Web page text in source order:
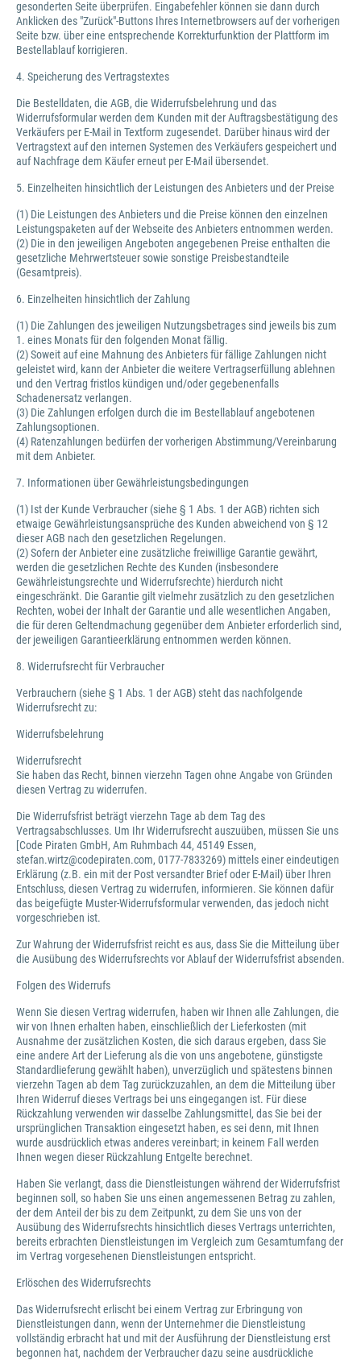
gesonderten Seite überprüfen. Eingabefehler können sie dann durch
Anklicken des "Zurück"-Buttons Ihres Internetbrowsers auf der vorherigen
Seite bzw. über eine entsprechende Korrekturfunktion der Plattform im
Bestellablauf korrigieren.
4. Speicherung des Vertragstextes
Die Bestelldaten, die AGB, die Widerrufsbelehrung und das
Widerrufsformular werden dem Kunden mit der Auftragsbestätigung des
Verkäufers per E-Mail in Textform zugesendet. Darüber hinaus wird der
Vertragstext auf den internen Systemen des Verkäufers gespeichert und
auf Nachfrage dem Käufer erneut per E-Mail übersendet.
5. Einzelheiten hinsichtlich der Leistungen des Anbieters und der Preise
(1) Die Leistungen des Anbieters und die Preise können den einzelnen
Leistungspaketen auf der Webseite des Anbieters entnommen werden.
(2) Die in den jeweiligen Angeboten angegebenen Preise enthalten die
gesetzliche Mehrwertsteuer sowie sonstige Preisbestandteile
(Gesamtpreis).
6. Einzelheiten hinsichtlich der Zahlung
(1) Die Zahlungen des jeweiligen Nutzungsbetrages sind jeweils bis zum
1. eines Monats für den folgenden Monat fällig.
(2) Soweit auf eine Mahnung des Anbieters für fällige Zahlungen nicht
geleistet wird, kann der Anbieter die weitere Vertragserfüllung ablehnen
und den Vertrag fristlos kündigen und/oder gegebenenfalls
Schadenersatz verlangen.
(3) Die Zahlungen erfolgen durch die im Bestellablauf angebotenen
Zahlungsoptionen.
(4) Ratenzahlungen bedürfen der vorherigen Abstimmung/Vereinbarung
mit dem Anbieter.
7. Informationen über Gewährleistungsbedingungen
(1) Ist der Kunde Verbraucher (siehe § 1 Abs. 1 der AGB) richten sich
etwaige Gewährleistungsansprüche des Kunden abweichend von § 12
dieser AGB nach den gesetzlichen Regelungen.
(2) Sofern der Anbieter eine zusätzliche freiwillige Garantie gewährt,
werden die gesetzlichen Rechte des Kunden (insbesondere
Gewährleistungsrechte und Widerrufsrechte) hierdurch nicht
eingeschränkt. Die Garantie gilt vielmehr zusätzlich zu den gesetzlichen
Rechten, wobei der Inhalt der Garantie und alle wesentlichen Angaben,
die für deren Geltendmachung gegenüber dem Anbieter erforderlich sind,
der jeweiligen Garantieerklärung entnommen werden können.
8. Widerrufsrecht für Verbraucher
Verbrauchern (siehe § 1 Abs. 1 der AGB) steht das nachfolgende
Widerrufsrecht zu:
Widerrufsbelehrung
Widerrufsrecht
Sie haben das Recht, binnen vierzehn Tagen ohne Angabe von Gründen
diesen Vertrag zu widerrufen.
Die Widerrufsfrist beträgt vierzehn Tage ab dem Tag des
Vertragsabschlusses. Um Ihr Widerrufsrecht auszuüben, müssen Sie uns
[Code Piraten GmbH, Am Ruhmbach 44, 45149 Essen,
stefan.wirtz@codepiraten.com, 0177-7833269) mittels einer eindeutigen
Erklärung (z.B. ein mit der Post versandter Brief oder E-Mail) über Ihren
Entschluss, diesen Vertrag zu widerrufen, informieren. Sie können dafür
das beigefügte Muster-Widerrufsformular verwenden, das jedoch nicht
vorgeschrieben ist.
Zur Wahrung der Widerrufsfrist reicht es aus, dass Sie die Mitteilung über
die Ausübung des Widerrufsrechts vor Ablauf der Widerrufsfrist absenden.
Folgen des Widerrufs
Wenn Sie diesen Vertrag widerrufen, haben wir Ihnen alle Zahlungen, die
wir von Ihnen erhalten haben, einschließlich der Lieferkosten (mit
Ausnahme der zusätzlichen Kosten, die sich daraus ergeben, dass Sie
eine andere Art der Lieferung als die von uns angebotene, günstigste
Standardlieferung gewählt haben), unverzüglich und spätestens binnen
vierzehn Tagen ab dem Tag zurückzuzahlen, an dem die Mitteilung über
Ihren Widerruf dieses Vertrags bei uns eingegangen ist. Für diese
Rückzahlung verwenden wir dasselbe Zahlungsmittel, das Sie bei der
ursprünglichen Transaktion eingesetzt haben, es sei denn, mit Ihnen
wurde ausdrücklich etwas anderes vereinbart; in keinem Fall werden
Ihnen wegen dieser Rückzahlung Entgelte berechnet.
Haben Sie verlangt, dass die Dienstleistungen während der Widerrufsfrist
beginnen soll, so haben Sie uns einen angemessenen Betrag zu zahlen,
der dem Anteil der bis zu dem Zeitpunkt, zu dem Sie uns von der
Ausübung des Widerrufsrechts hinsichtlich dieses Vertrags unterrichten,
bereits erbrachten Dienstleistungen im Vergleich zum Gesamtumfang der
im Vertrag vorgesehenen Dienstleistungen entspricht.
Erlöschen des Widerrufsrechts
Das Widerrufsrecht erlischt bei einem Vertrag zur Erbringung von
Dienstleistungen dann, wenn der Unternehmer die Dienstleistung
vollständig erbracht hat und mit der Ausführung der Dienstleistung erst
begonnen hat, nachdem der Verbraucher dazu seine ausdrückliche